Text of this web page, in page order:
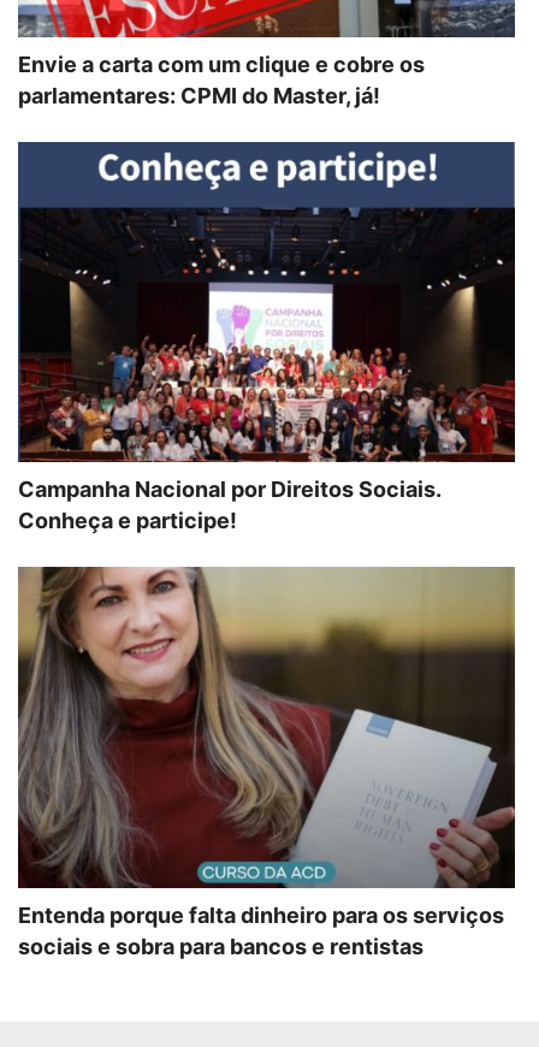
Envie a carta com um clique e cobre os
parlamentares: CPMI do Master, já!
Campanha Nacional por Direitos Sociais.
Conheça e participe!
Entenda porque falta dinheiro para os serviços
sociais e sobra para bancos e rentistas